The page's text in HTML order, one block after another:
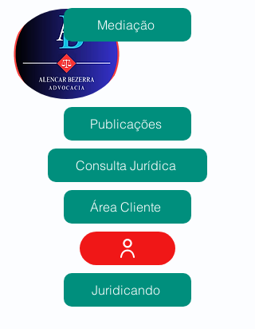
Mediação
Publicações
Consulta Jurídica
Área Cliente
Juridicando